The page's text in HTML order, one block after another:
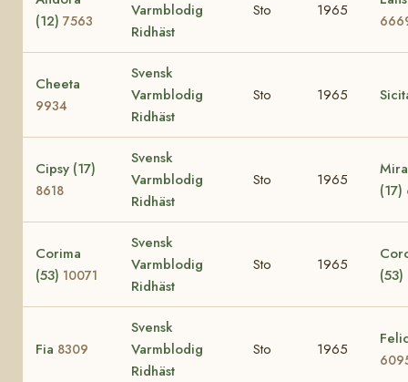
(12) 7563
Varmblodig
Ridhäst
Sto 1965
Cheeta
9934
Svensk
Varmblodig
Ridhäst
Sto 1965
Cipsy (17)
8618
Svensk
Varmblodig
Ridhäst
Sto 1965
(17)
Corima
(53) 10071
Svensk
Varmblodig
Ridhäst
Sto 1965
(53)
Fia 8309
Svensk
Varmblodig
Ridhäst
Sto 1965